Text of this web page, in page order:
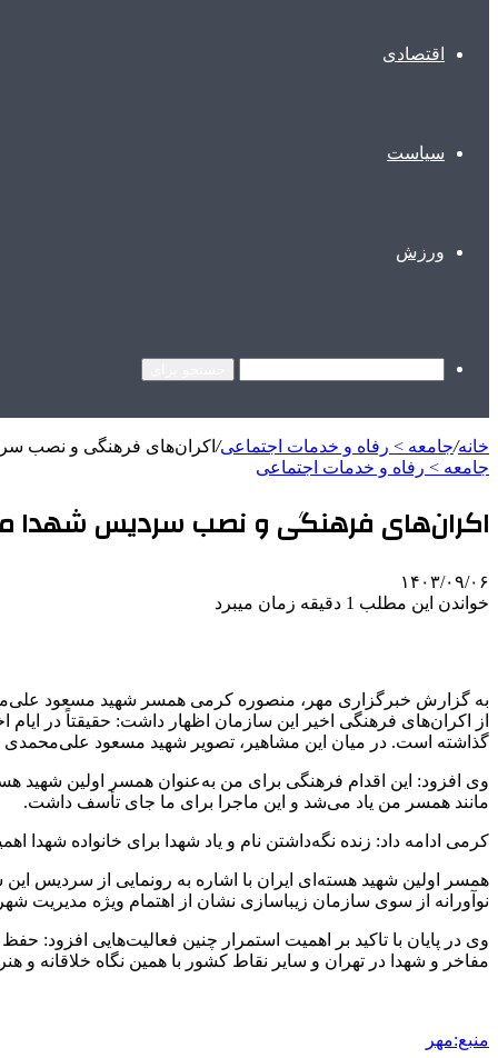
اقتصادی
سیاست
ورزش
خانه/جامعه > رفاه و خدمات اجتماعی/ اکران‌های فرهنگی و نصب
جامعه > رفاه و خدمات اجتماعی
اکران‌های فرهنگی و نصب سردیس شهدا
۱۴۰۳/۰۹/۰۶
خواندن این مطلب 1 دقیقه زمان میبرد
از اکران‌های فرهنگی اخیر این سازمان اظهار داشت: حقیقتاً در
گذاشته است. در میان این مشاهیر، تصویر شهید مسعود علی‌محمدی
وی افزود: این اقدام فرهنگی برای من به‌عنوان همسر اولین شهید
مانند همسر من یاد می‌شد و این ماجرا برای ما جای تأسف داشت.
کرمی ادامه داد: زنده نگه‌داشتن نام و یاد شهدا برای خانواده شهدا
نوآورانه از سوی سازمان زیباسازی نشان از اهتمام ویژه مدیریت
وی در پایان با تاکید بر اهمیت استمرار چنین فعالیت‌هایی افزود:
مفاخر و شهدا در تهران و سایر نقاط کشور با همین نگاه خلاقانه و
منبع:مهر